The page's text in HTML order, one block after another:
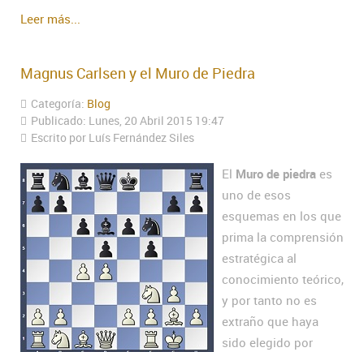
Leer más...
Magnus Carlsen y el Muro de Piedra
Categoría: Blog
Publicado: Lunes, 20 Abril 2015 19:47
Escrito por Luís Fernández Siles
El Muro de piedra es
uno de esos
esquemas en los que
prima la comprensión
estratégica al
conocimiento teórico,
y por tanto no es
extraño que haya
sido elegido por